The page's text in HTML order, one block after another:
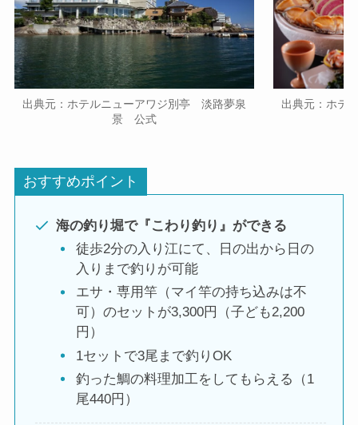
出典元：ホテルニューアワジ別亭 淡路夢泉
景 公式
出典元：ホテ
おすすめポイント
海の釣り堀で『こわり釣り』ができる
徒歩2分の入り江にて、日の出から日の
入りまで釣りが可能
エサ・専用竿（マイ竿の持ち込みは不
可）のセットが3,300円（子ども2,200
円）
1セットで3尾まで釣りOK
釣った鯛の料理加工をしてもらえる（1
尾440円）